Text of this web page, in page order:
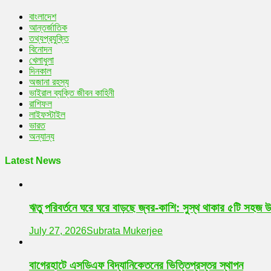
বাংলাদেশ
আন্তর্জাতিক
তথ্যপ্রযুক্তি
বিনোদন
খেলাধুলা
দিনকাল
অজানা রহস্য
ভাইরাল ব্যক্তি জীবন কাহিনী
রাশিফল
লাইফস্টাইল
ভারত
অন্যান্য
Latest News
ঋতু পরিবর্তনে ঘরে ঘরে বাড়ছে জ্বর-কাশি: সুস্থ থাকার ৫টি সহজ
July 27, 2026Subrata Mukerjee
বাগেরহাটে এসডিএফ বিদ্যানিকেতনের ভিত্তিপ্রস্তর স্থাপন